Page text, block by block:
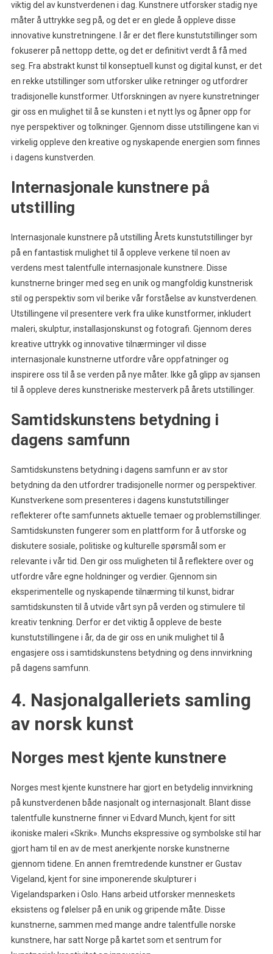
viktig del av kunstverdenen i dag. Kunstnere utforsker stadig nye
måter å uttrykke seg på, og det er en glede å oppleve disse
innovative kunstretningene. I år er det flere kunstutstillinger som
fokuserer på nettopp dette, og det er definitivt verdt å få med
seg. Fra abstrakt kunst til konseptuell kunst og digital kunst, er det
en rekke utstillinger som utforsker ulike retninger og utfordrer
tradisjonelle kunstformer. Utforskningen av nyere kunstretninger
gir oss en mulighet til å se kunsten i et nytt lys og åpner opp for
nye perspektiver og tolkninger. Gjennom disse utstillingene kan vi
virkelig oppleve den kreative og nyskapende energien som finnes
i dagens kunstverden.
Internasjonale kunstnere på
utstilling
Internasjonale kunstnere på utstilling Årets kunstutstillinger byr
på en fantastisk mulighet til å oppleve verkene til noen av
verdens mest talentfulle internasjonale kunstnere. Disse
kunstnerne bringer med seg en unik og mangfoldig kunstnerisk
stil og perspektiv som vil berike vår forståelse av kunstverdenen.
Utstillingene vil presentere verk fra ulike kunstformer, inkludert
maleri, skulptur, installasjonskunst og fotografi. Gjennom deres
kreative uttrykk og innovative tilnærminger vil disse
internasjonale kunstnerne utfordre våre oppfatninger og
inspirere oss til å se verden på nye måter. Ikke gå glipp av sjansen
til å oppleve deres kunstneriske mesterverk på årets utstillinger.
Samtidskunstens betydning i
dagens samfunn
Samtidskunstens betydning i dagens samfunn er av stor
betydning da den utfordrer tradisjonelle normer og perspektiver.
Kunstverkene som presenteres i dagens kunstutstillinger
reflekterer ofte samfunnets aktuelle temaer og problemstillinger.
Samtidskunsten fungerer som en plattform for å utforske og
diskutere sosiale, politiske og kulturelle spørsmål som er
relevante i vår tid. Den gir oss muligheten til å reflektere over og
utfordre våre egne holdninger og verdier. Gjennom sin
eksperimentelle og nyskapende tilnærming til kunst, bidrar
samtidskunsten til å utvide vårt syn på verden og stimulere til
kreativ tenkning. Derfor er det viktig å oppleve de beste
kunstutstillingene i år, da de gir oss en unik mulighet til å
engasjere oss i samtidskunstens betydning og dens innvirkning
på dagens samfunn.
4. Nasjonalgalleriets samling
av norsk kunst
Norges mest kjente kunstnere
Norges mest kjente kunstnere har gjort en betydelig innvirkning
på kunstverdenen både nasjonalt og internasjonalt. Blant disse
talentfulle kunstnerne finner vi Edvard Munch, kjent for sitt
ikoniske maleri «Skrik». Munchs ekspressive og symbolske stil har
gjort ham til en av de mest anerkjente norske kunstnerne
gjennom tidene. En annen fremtredende kunstner er Gustav
Vigeland, kjent for sine imponerende skulpturer i
Vigelandsparken i Oslo. Hans arbeid utforsker menneskets
eksistens og følelser på en unik og gripende måte. Disse
kunstnerne, sammen med mange andre talentfulle norske
kunstnere, har satt Norge på kartet som et sentrum for